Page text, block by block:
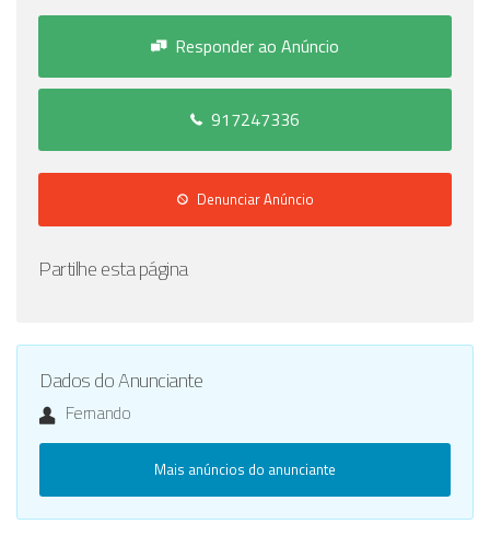
Responder ao Anúncio
917247336
Denunciar Anúncio
Partilhe esta página
Dados do Anunciante
Fernando
Mais anúncios do anunciante